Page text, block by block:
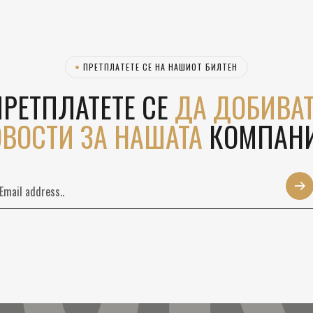
ПРЕТПЛАТЕТЕ СЕ НА НАШИОТ БИЛТЕН
СЕДА
ЗА НАШАТА
ЗК